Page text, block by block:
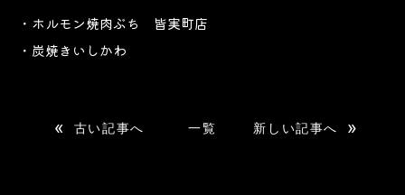
・ホルモン焼肉ぶち 皆実町店
・炭焼きいしかわ
« 古い記事へ 一覧 新しい記事へ »